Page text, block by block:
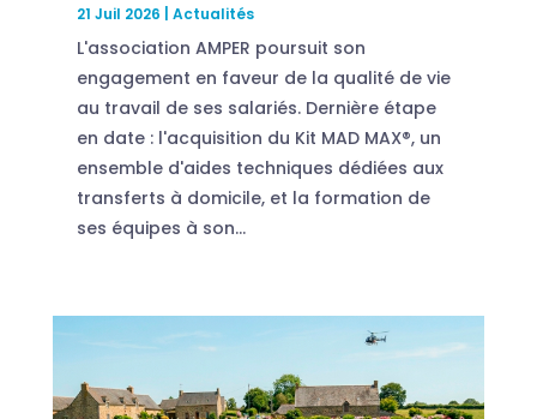
21 Juil 2026 Actualités
L'association AMPER poursuit son
engagement en faveur de la qualité de vie
au travail de ses salariés. Dernière étape
en date : l'acquisition du Kit MAD MAX®, un
ensemble d'aides techniques dédiées aux
transferts à domicile, et la formation de
ses équipes à son...